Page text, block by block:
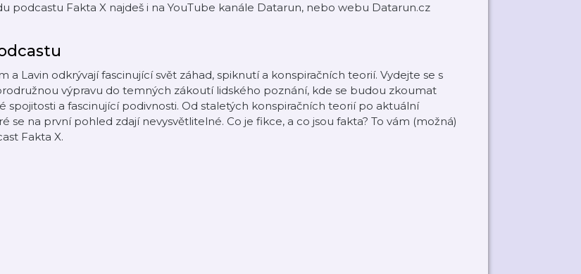
podcastu Fakta X najdeš i na YouTube kanále Datarun, nebo webu Datarun.cz
a Lavin odkrývají fascinující svět záhad, spiknutí a konspiračních teorií. Vydejte se s
výpravu do temných zákoutí lidského poznání, kde se budou zkoumat
spojitosti a fascinující podivnosti. Od staletých konspiračních teorií po aktuální
se na první pohled zdají nevysvětlitelné. Co je fikce, a co jsou fakta? To vám (možná)
Fakta X.